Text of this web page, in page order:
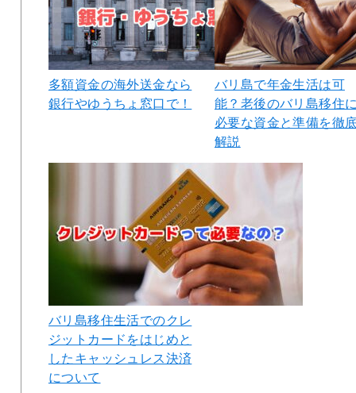
多額資金の海外送金なら
銀行やゆうちょ窓口で！
バリ島で年金生活は可
能？老後のバリ島移住
必要な資金と準備を徹
解説
バリ島移住生活でのクレ
ジットカードをはじめと
したキャッシュレス決済
について